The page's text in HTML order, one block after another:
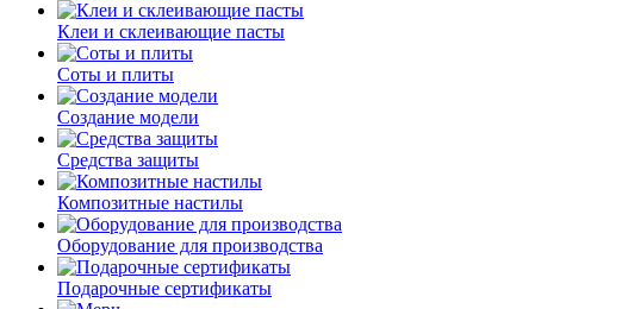
Клеи и склеивающие пасты
Соты и плиты
Создание модели
Средства защиты
Композитные настилы
Оборудование для производства
Подарочные сертификаты